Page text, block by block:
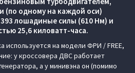
(по одному на каждой оси)
лошадиные силы (610 Нм) и
25,6 киловатт-часа.
используется на модели ФРИ / FREE,
у кроссовера ДВС работает
а у минивэна он (помимо